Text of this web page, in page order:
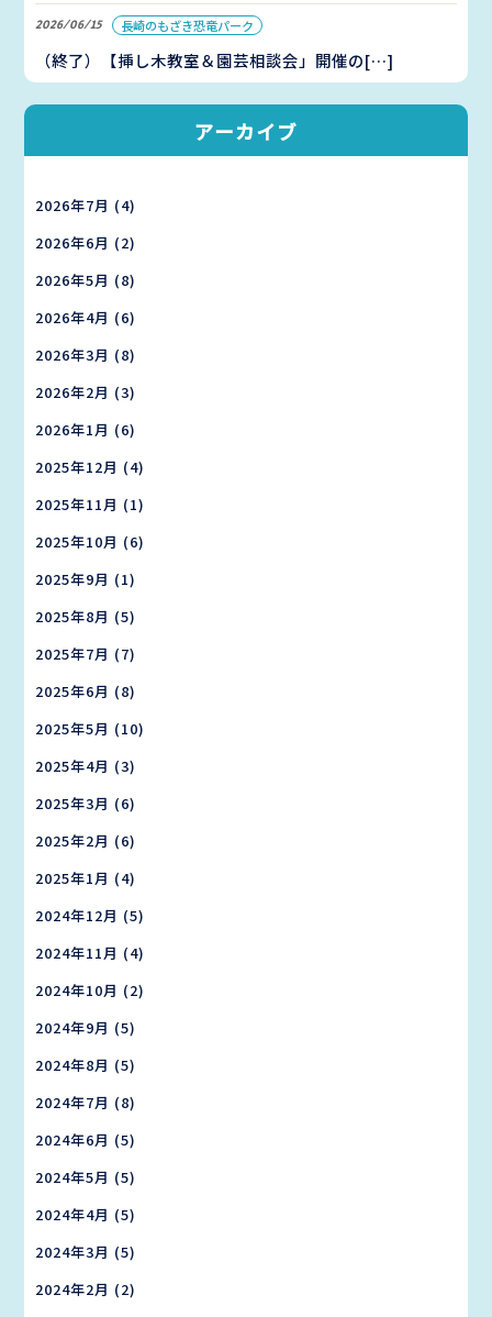
2026/06/15 長崎のもざき恐竜パーク
（終了）【挿し木教室＆園芸相談会」開催の[…]
アーカイブ
2026年7月 (4)
2026年6月 (2)
2026年5月 (8)
2026年4月 (6)
2026年3月 (8)
2026年2月 (3)
2026年1月 (6)
2025年12月 (4)
2025年11月 (1)
2025年10月 (6)
2025年9月 (1)
2025年8月 (5)
2025年7月 (7)
2025年6月 (8)
2025年5月 (10)
2025年4月 (3)
2025年3月 (6)
2025年2月 (6)
2025年1月 (4)
2024年12月 (5)
2024年11月 (4)
2024年10月 (2)
2024年9月 (5)
2024年8月 (5)
2024年7月 (8)
2024年6月 (5)
2024年5月 (5)
2024年4月 (5)
2024年3月 (5)
2024年2月 (2)